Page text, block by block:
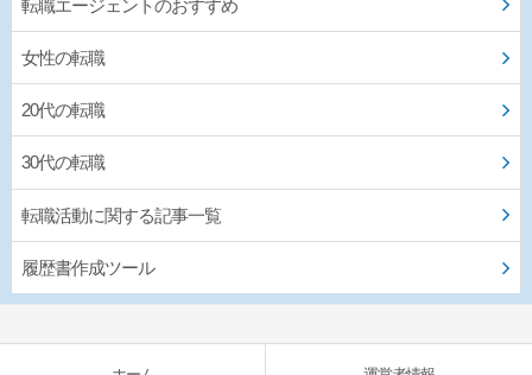
転職エージェントのおすすめ
女性の転職
20代の転職
30代の転職
転職活動に関する記事一覧
履歴書作成ツール